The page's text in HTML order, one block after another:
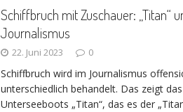
Schiffbruch mit Zuschauer: „Titan“
Journalismus
22. Juni 2023 0
Schiffbruch wird im Journalismus
unterschiedlich behandelt. Das zeigt
Unterseeboots „Titan“, das es der